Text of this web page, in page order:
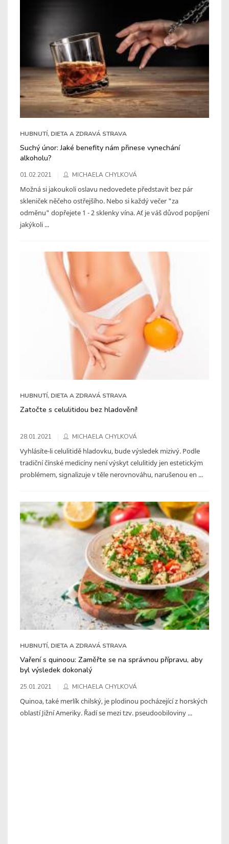
HUBNUTÍ, DIETA A ZDRAVÁ STRAVA
Suchý únor: Jaké benefity nám přinese vynechání
alkoholu?
01.02.2021 MICHAELA CHYLKOVÁ
Možná si jakoukoli oslavu nedovedete představit bez pár
skleniček něčeho ostřejšího. Nebo si každý večer "za
odměnu" dopřejete 1 - 2 sklenky vína. Ať je váš důvod popíjení
jakýkoli ...
HUBNUTÍ, DIETA A ZDRAVÁ STRAVA
Zatočte s celulitidou bez hladovění!
28.01.2021 MICHAELA CHYLKOVÁ
Vyhlásíte-li celulitidě hladovku, bude výsledek mizivý. Podle
tradiční čínské medicíny není výskyt celulitidy jen estetickým
problémem, signalizuje v těle nerovnováhu, narušenou en ...
HUBNUTÍ, DIETA A ZDRAVÁ STRAVA
Vaření s quinoou: Zaměřte se na správnou přípravu, aby
byl výsledek dokonalý
25.01.2021 MICHAELA CHYLKOVÁ
Quinoa, také merlík chilský, je plodinou pocházející z horských
oblastí Jižní Ameriky. Řadí se mezi tzv. pseudoobiloviny ...